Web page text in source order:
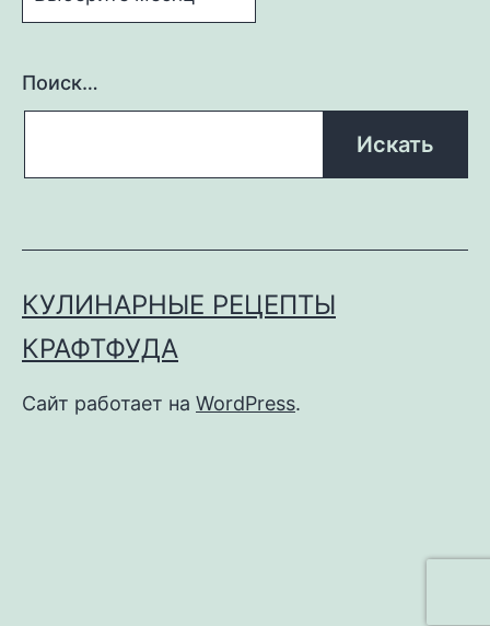
Поиск…
КУЛИНАРНЫЕ РЕЦЕПТЫ
КРАФТФУДА
Сайт работает на WordPress.